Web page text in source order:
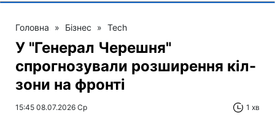
Головна » Бізнес » Tech
У "Генерал Черешня"
спрогнозували розширення кіл-
зони на фронті
15:45 08.07.2026 Ср 1 хв